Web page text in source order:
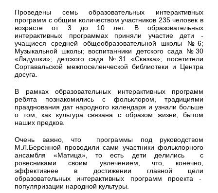
Проведены семь образовательных интерактивных
программ с общим количеством участников 235 человек в
возрасте от 3 до 10 лет. В образовательных
интерактивных программах приняли участие дети -
учащиеся средней общеобразовательной школы №6;
Музыкальной школы; воспитанники детского сада №30
«Ладушки»; детского сада №31 «Сказка»; посетители
Сортавальской межпоселенческой библиотеки и Центра
досуга.
В рамках образовательных интерактивных программ
ребята познакомились с фольклором, традициями
празднования дат народного календаря и узнали больше
о том, как культура связана с образом жизни, бытом
наших предков.
Очень важно, что программы под руководством
М.Л.Бережной проводили сами участники фольклорного
ансамбля «Матица», то есть дети делились с
ровесниками своим увлечением, что, конечно,
эффективнее в достижении главной цели
образовательных интерактивных программ проекта -
популяризации народной культуры.